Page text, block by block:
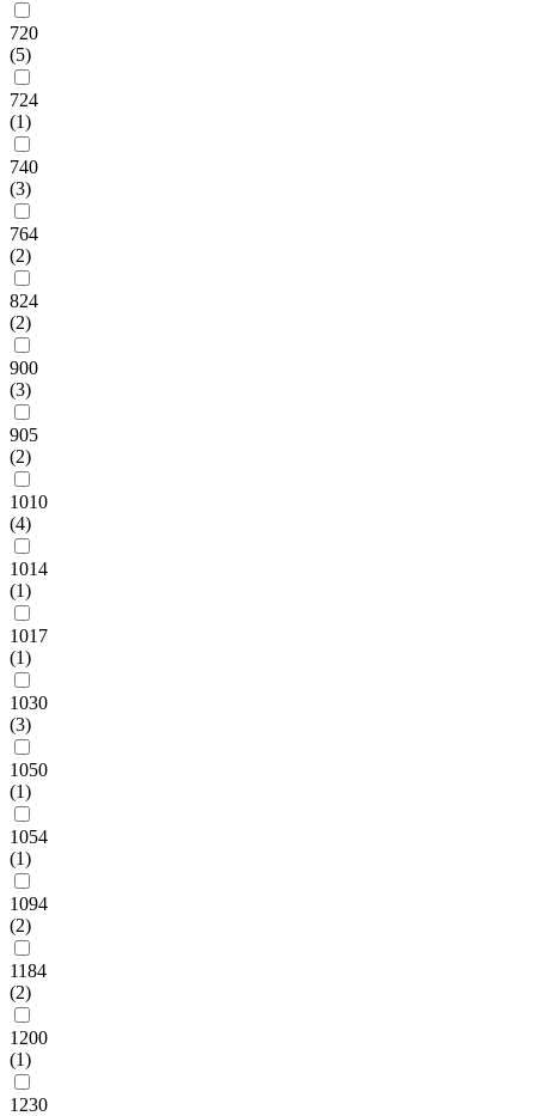
720
(5)
724
(1)
740
(3)
764
(2)
824
(2)
900
(3)
905
(2)
1010
(4)
1014
(1)
1017
(1)
1030
(3)
1050
(1)
1054
(1)
1094
(2)
1184
(2)
1200
(1)
1230